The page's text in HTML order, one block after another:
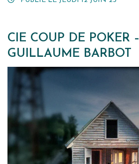
CIE COUP DE POKER –
GUILLAUME BARBOT